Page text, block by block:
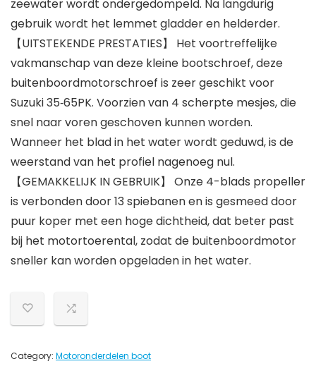
zeewater wordt ondergedompeld. Na langdurig
gebruik wordt het lemmet gladder en helderder.
【UITSTEKENDE PRESTATIES】 Het voortreffelijke
vakmanschap van deze kleine bootschroef, deze
buitenboordmotorschroef is zeer geschikt voor
Suzuki 35‑65PK. Voorzien van 4 scherpte mesjes, die
snel naar voren geschoven kunnen worden.
Wanneer het blad in het water wordt geduwd, is de
weerstand van het profiel nagenoeg nul.
【GEMAKKELIJK IN GEBRUIK】 Onze 4-blads propeller
is verbonden door 13 spiebanen en is gesmeed door
puur koper met een hoge dichtheid, dat beter past
bij het motortoerental, zodat de buitenboordmotor
sneller kan worden opgeladen in het water.
Category: Motoronderdelen boot